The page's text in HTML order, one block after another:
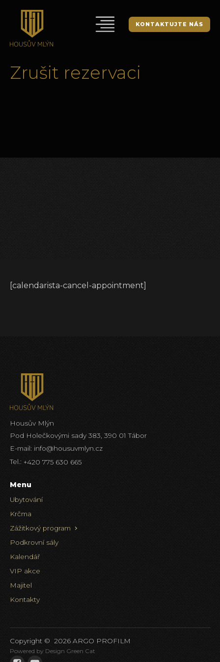
KONTAKTUJTE NÁS
Zrušit rezervaci
[calendarista-cancel-appointment]
Housův Mlýn
Pod Holečkovými sady 383, 390 01 Tábor
E-mail: info@housuvmlyn.cz
Tel.: +420 775 630 665
Menu
Ubytování
Krčma
Zážitkový program
Podkrovní sály
Kalendář
VIP akce
Majitel
Kontakty
Copyright © 2026 ARGO PROFILM
Powered by Design Green Cat